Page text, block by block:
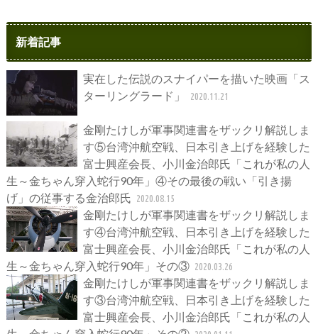
新着記事
実在した伝説のスナイパーを描いた映画「ス
ターリングラード」
2020.11.21
金剛たけしが軍事関連書をザックリ解説しま
す⑤台湾沖航空戦、日本引き上げを経験した
富士興産会長、小川金治郎氏「これが私の人
生～金ちゃん穿入蛇行90年」④その最後の戦い「引き揚
げ」の従事する金治郎氏 2020.08.15
金剛たけしが軍事関連書をザックリ解説しま
す④台湾沖航空戦、日本引き上げを経験した
富士興産会長、小川金治郎氏「これが私の人
生～金ちゃん穿入蛇行90年」その③ 2020.03.26
金剛たけしが軍事関連書をザックリ解説しま
す③台湾沖航空戦、日本引き上げを経験した
富士興産会長、小川金治郎氏「これが私の人